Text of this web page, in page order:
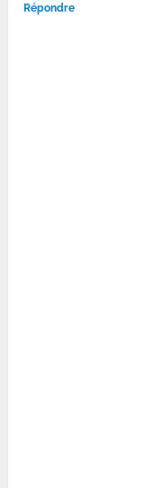
Répondre